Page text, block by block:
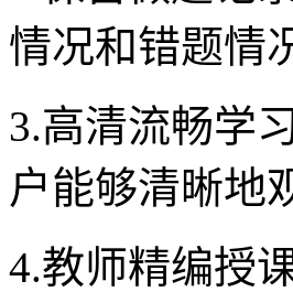
情况和错题情
3.高清流畅学
户能够清晰地
4.教师精编授